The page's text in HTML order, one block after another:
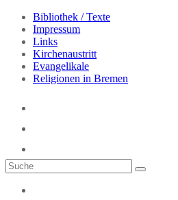
Bibliothek / Texte
Impressum
Links
Kirchenaustritt
Evangelikale
Religionen in Bremen